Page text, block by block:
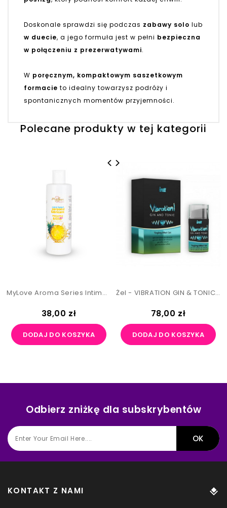
Doskonale sprawdzi się podczas zabawy solo lub
w duecie, a jego formuła jest w pełni bezpieczna
w połączeniu z prezerwatywami.
W poręcznym, kompaktowym saszetkowym
formacie to idealny towarzysz podróży i
spontanicznych momentów przyjemności.
Polecane produkty w tej kategorii
MyLove Aroma Series Intim&Massage 2in1 Pineapple 300ml
Cena
38,00 zł
DODAJ DO KOSZYKA
Żel - VIBRATION GIN & TONIC 15 Ml
Cena
78,00 zł
DODAJ DO KOSZYKA
Odbierz zniżkę dla subskrybentów
KONTAKT Z NAMI